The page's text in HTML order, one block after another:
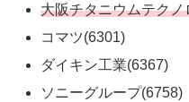
大阪チタニウムテク
コマツ(6301)
ダイキン工業(6367)
ソニーグループ(6758)